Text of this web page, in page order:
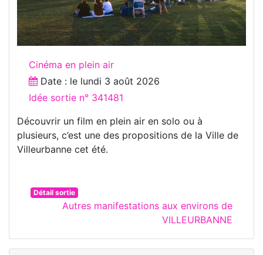
Cinéma en plein air
Date : le lundi 3 août 2026
Idée sortie n° 341481
Découvrir un film en plein air en solo ou à
plusieurs, c’est une des propositions de la Ville de
Villeurbanne cet été.
Détail sortie
Autres manifestations aux environs de
VILLEURBANNE